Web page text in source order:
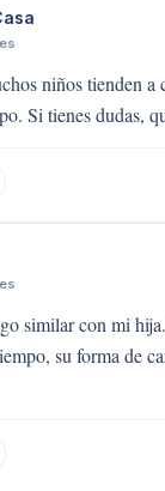
niños tienden
Si tienes dudas,
similar con mi
su forma de